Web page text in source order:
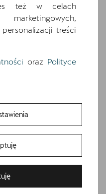
i pakiety
poduszka
i z tyłu
bagażnika
w bagażniku
kolorowy
też w celach
treści
oraz Polityce